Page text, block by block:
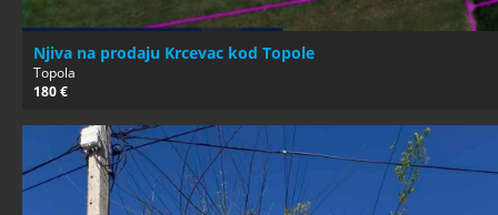
Njiva na prodaju Krcevac kod Topole
Topola
180 €